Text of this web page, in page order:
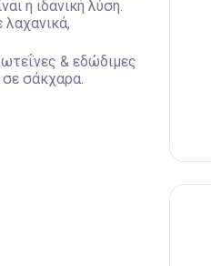
η ιδανική λύση.
λαχανικά,
& εδώδιμες
σε σάκχαρα.